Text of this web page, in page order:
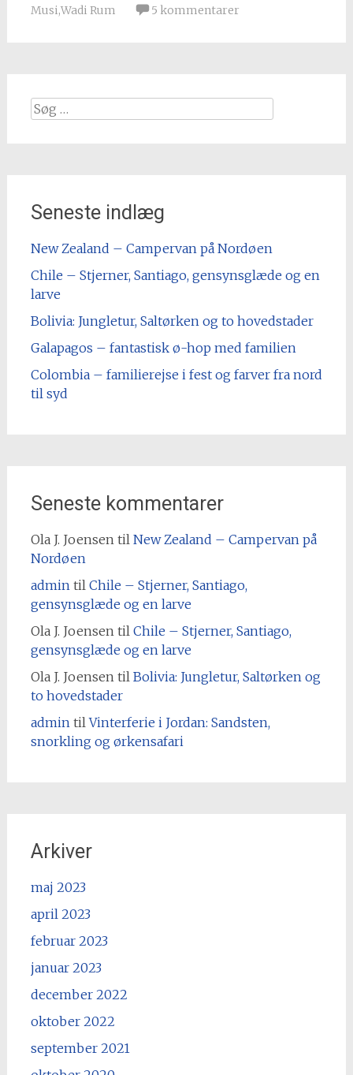
Musi,Wadi Rum 5 kommentarer
Søg
Seneste indlæg
New Zealand – Campervan på Nordøen
Chile – Stjerner, Santiago, gensynsglæde og en
larve
Bolivia: Jungletur, Saltørken og to hovedstader
Galapagos – fantastisk ø-hop med familien
Colombia – familierejse i fest og farver fra nord
til syd
Seneste kommentarer
Ola J. Joensentil New Zealand – Campervan på
Nordøen
admintil Chile – Stjerner, Santiago,
gensynsglæde og en larve
Ola J. Joensentil Chile – Stjerner, Santiago,
gensynsglæde og en larve
Ola J. Joensentil Bolivia: Jungletur, Saltørken og
to hovedstader
admintilVinterferie i Jordan: Sandsten,
snorkling og ørkensafari
Arkiver
maj 2023
april 2023
februar 2023
januar 2023
december 2022
oktober 2022
september 2021